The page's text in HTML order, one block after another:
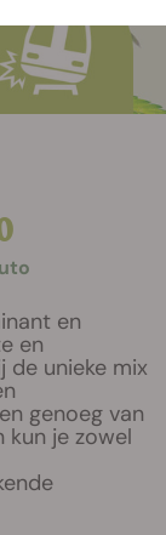
en
en
de unieke mix
genoeg van
kun je zowel